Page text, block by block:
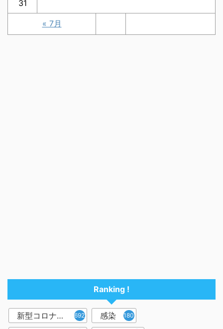
« 7月
31
Ranking !
新型コロナウイルス 6921 感染 1809